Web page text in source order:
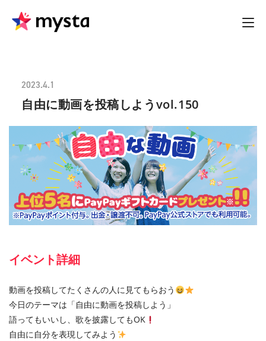
2023.4.1
自由に動画を投稿しようvol.150
イベント詳細
動画を投稿してたくさんの人に見てもらおう
今日のテーマは「自由に動画を投稿しよう」
語ってもいいし、歌を披露してもOK
自由に自分を表現してみよう